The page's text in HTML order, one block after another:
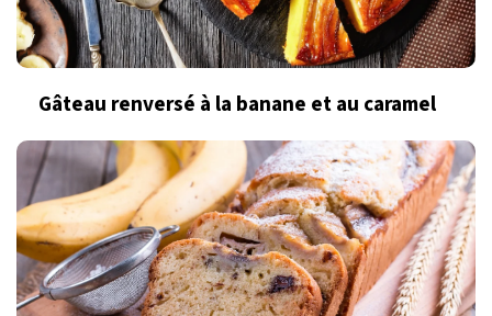
Gâteau renversé à la banane et au caramel